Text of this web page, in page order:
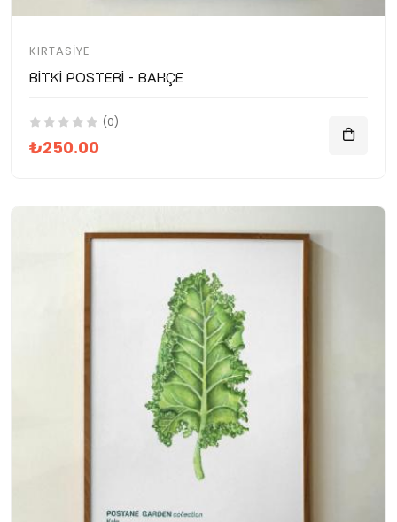
KIRTASIYE
Bitki Posteri - Bahçe
(0)
₺250.00